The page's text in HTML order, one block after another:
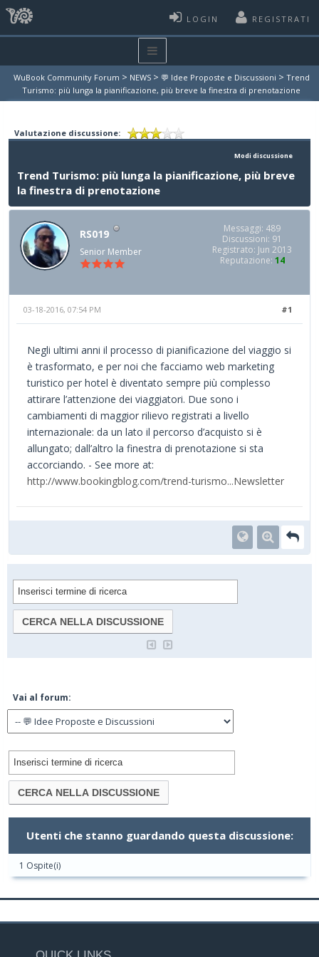
LOGIN REGISTRATI
WuBook Community Forum > NEWS > 💬 Idee Proposte e Discussioni > Trend
Turismo: più lunga la pianificazione, più breve la finestra di prenotazione
Valutazione discussione:
Modi discussione
Trend Turismo: più lunga la pianificazione, più breve
la finestra di prenotazione
RS019
Senior Member
Messaggi: 489
Discussioni: 91
Registrato: Jun 2013
Reputazione: 14
#1
03-18-2016, 07:54 PM
Negli ultimi anni il processo di pianificazione del viaggio si
è trasformato, e per noi che facciamo web marketing
turistico per hotel è diventato sempre più complesso
attirare l’attenzione dei viaggiatori. Due sono i
cambiamenti di maggior rilievo registrati a livello
internazionale: da un lato il percorso d’acquisto si è
allungato; dall’altro la finestra di prenotazione si sta
accorciando. - See more at:
http://www.bookingblog.com/trend-turismo...Newsletter
Vai al forum:
Utenti che stanno guardando questa discussione:
1 Ospite(i)